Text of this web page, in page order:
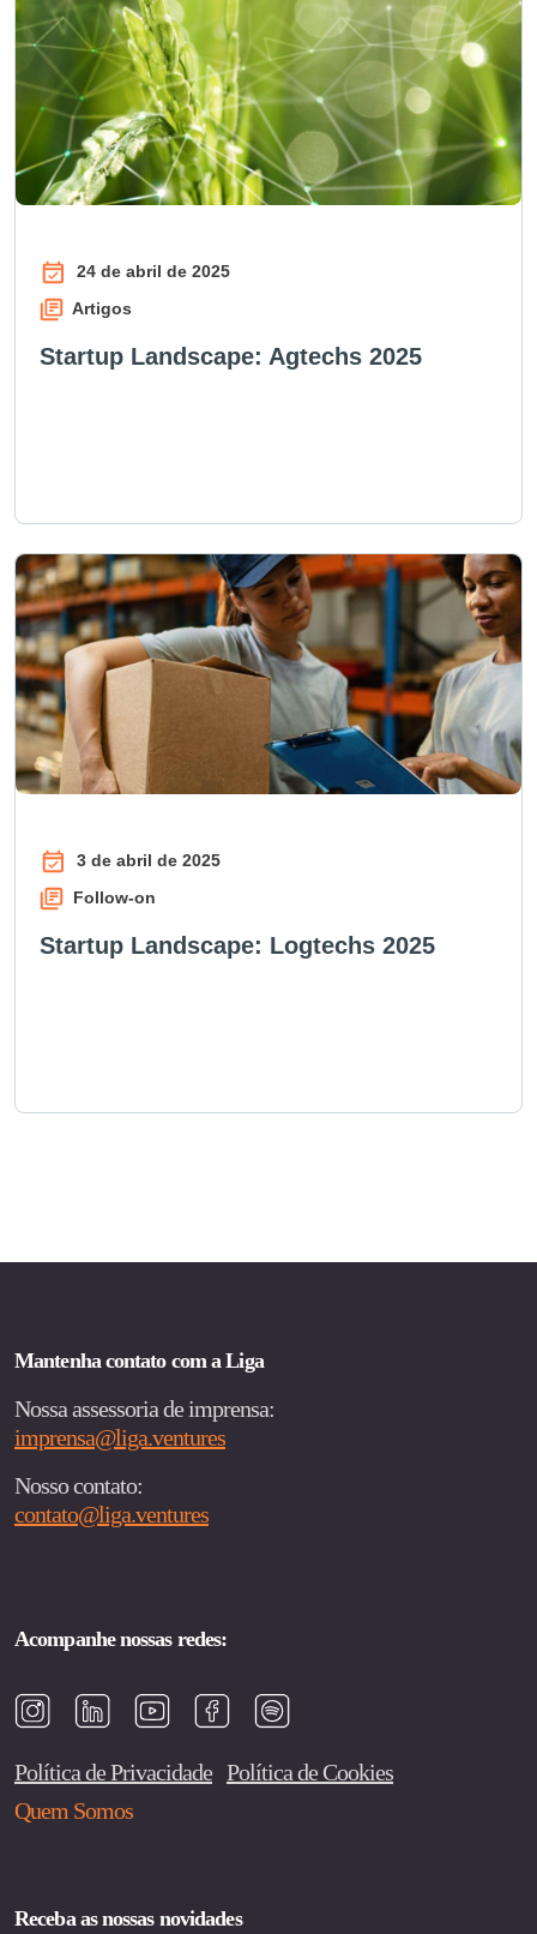
24 de abril de 2025
Artigos
Startup Landscape: Agtechs 2025
3 de abril de 2025
Follow-on
Startup Landscape: Logtechs 2025
Mantenha contato com a Liga
Nossa assessoria de imprensa:
imprensa@liga.ventures
Nosso contato:
contato@liga.ventures
Acompanhe nossas redes:
Política de Privacidade Política de Cookies
Quem Somos
Receba as nossas novidades